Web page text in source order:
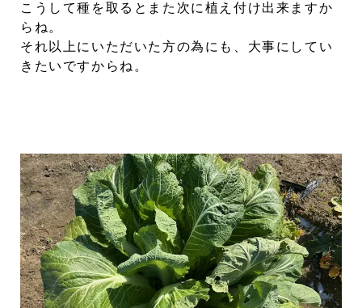
こうして種を取るとまた次に植え付け出来ますか
らね。
それ以上にいただいた方の為にも、大事にしてい
きたいですからね。